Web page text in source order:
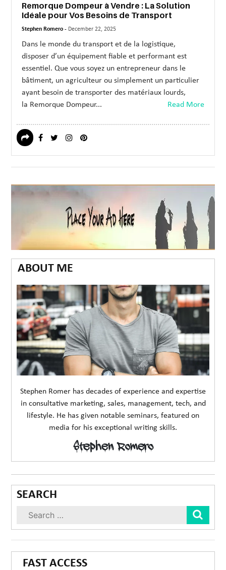
Remorque Dompeur à Vendre : La Solution
Idéale pour Vos Besoins de Transport
Stephen Romero - December 22, 2025
Dans le monde du transport et de la logistique,
disposer d’un équipement fiable et performant est
essentiel. Que vous soyez un entrepreneur dans le
bâtiment, un agriculteur ou simplement un particulier
ayant besoin de transporter des matériaux lourds,
la Remorque Dompeur...
Read More
ABOUT ME
Stephen Romer has decades of experience and expertise
in consultative marketing, sales, management, tech, and
lifestyle. He has given notable seminars, featured on
media for his exceptional writing skills.
Stephen Romero
SEARCH
FAST ACCESS